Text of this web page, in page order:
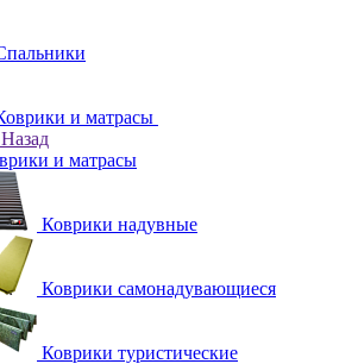
и матрасы
Назад
и матрасы
Коврики надувные
Коврики самонадувающиеся
Коврики туристические